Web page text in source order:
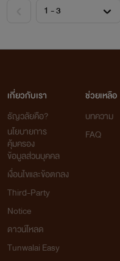
มา คงร่านไม่ใช่ย่อย ถึงได้
เกี่ยวกับเรา
ธัญวลัยคือ?
นโยบายการ
คุ้มครอง
ข้อมูลส่วนบุคคล
เงื่อนไขและข้อตกลง
Third-Party
Notice
ดาวน์โหลด
Tunwalai Easy
ช่วยเหลือ
บทความ
FAQ